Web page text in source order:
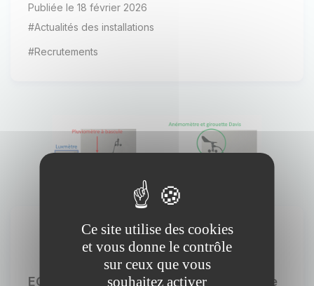
Publiée le 18 février 2026
#Actualités des installations
#Recrutements
ECOLOGGING : une station instrumentée
Ce site utilise des cookies
et vous donne le contrôle
sur ceux que vous
souhaitez activer